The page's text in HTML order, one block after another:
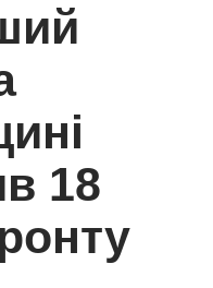
18